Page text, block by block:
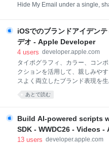
Hide My Email under a single,
example: Sign in with Apple
issued on
private.icloud.com. iCloud+ Hide
previ
iOSでのブランドアイデン
デオ - Apple Developer
4 users developer.apple.com
タイポグラフィ、カラー、コン
クションを活用して、親しみや
スよく両立したブランド表現を
的な手法を学びましょう。 関連
2:24 - Components 6:41 -
Interface Guidelines HDビデオ
ングはおそらくあなたにとって
れは製品を伝え、 差別化するた
あとで読む
Build AI-powered scripts
SDK - WWDC26 - Videos
13 users developer.apple.com